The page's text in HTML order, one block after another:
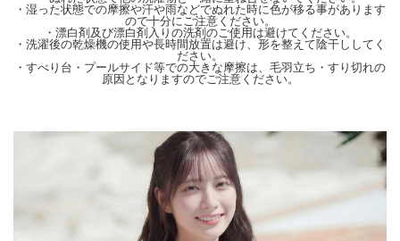
前股ぐり：22cm
【Color】#33 ピンク/#20 ネイビー
【Attention】サイズは平置きサイズとなりますので測り方により誤差が出る場合が
ございます。 色合いはモニター環境により若干の誤差が出ます。 ライティングや
せ。
・湿った状態での摩擦や汗や雨などでぬれた時に色が移る事があります
ので十分にご注意ください。
・漂白剤及び漂白剤入りの洗剤のご使用は避けてください。
・洗濯後の乾燥機の使用や長時間放置は避け、形を整えて陰干ししてく
ださい。
・すべり台・プールサイド等での大きな摩擦は、毛羽立ち・すり切れの
原因となりますのでご注意ください。